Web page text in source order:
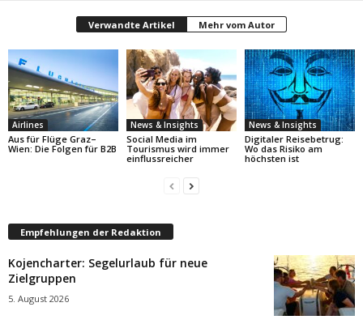
Verwandte Artikel Mehr vom Autor
Airlines
Aus für Flüge Graz–
Wien: Die Folgen für B2B
News & Insights
Social Media im
Tourismus wird immer
einflussreicher
News & Insights
Digitaler Reisebetrug:
Wo das Risiko am
höchsten ist
Empfehlungen der Redaktion
Kojencharter: Segelurlaub für neue
Zielgruppen
5. August 2026